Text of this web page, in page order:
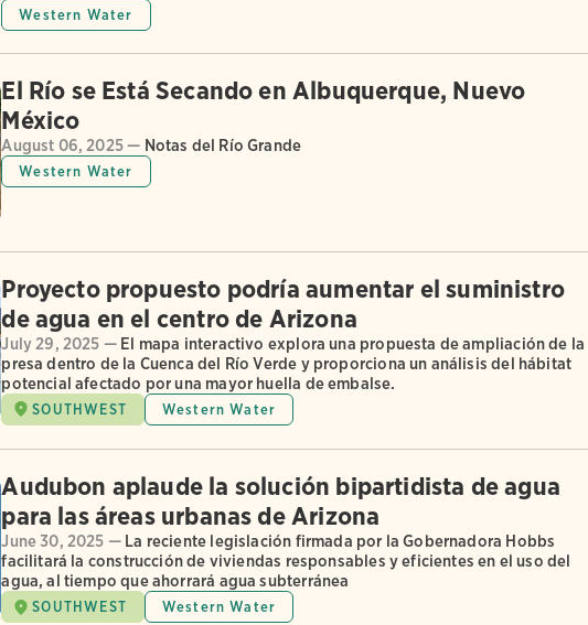
Western Water
El Río se Está Secando en Albuquerque, Nuevo
México
August 06, 2025 — Notas del Río Grande
Western Water
Proyecto propuesto podría aumentar el suministro
de agua en el centro de Arizona
July 29, 2025 — El mapa interactivo explora una propuesta de ampliación de la
presa dentro de la Cuenca del Río Verde y proporciona un análisis del hábitat
potencial afectado por una mayor huella de embalse.
SOUTHWEST Western Water
Audubon aplaude la solución bipartidista de agua
para las áreas urbanas de Arizona
June 30, 2025 — La reciente legislación firmada por la Gobernadora Hobbs
facilitará la construcción de viviendas responsables y eficientes en el uso del
agua, al tiempo que ahorrará agua subterránea
SOUTHWEST Western Water